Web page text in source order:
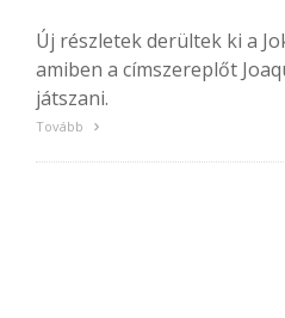
Új részletek derültek ki a
amiben a címszereplőt
játszani.
Tovább